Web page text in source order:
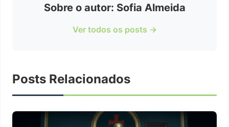
Sobre o autor: Sofia Almeida
Ver todos os posts →
Posts Relacionados